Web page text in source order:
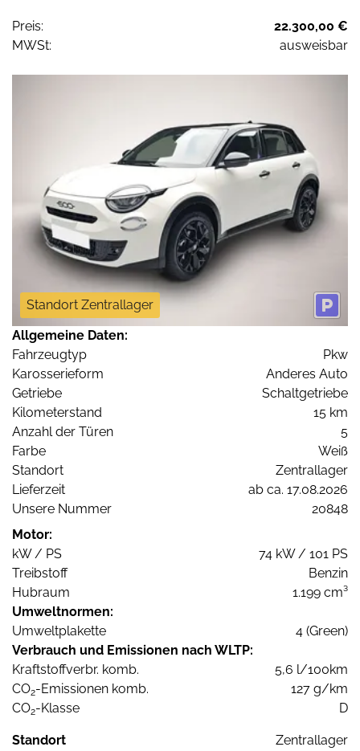
Preis:
22.300,00 €
MWSt:
ausweisbar
Standort Zentrallager
Allgemeine Daten:
Fahrzeugtyp
Pkw
Karosserieform
Anderes Auto
Getriebe
Schaltgetriebe
Kilometerstand
15 km
Anzahl der Türen
5
Farbe
Weiß
Standort
Zentrallager
Lieferzeit
ab ca. 17.08.2026
Unsere Nummer
20848
Motor:
kW / PS
74 kW / 101 PS
Treibstoff
Benzin
Hubraum
1.199 cm³
Umweltnormen:
Umweltplakette
4 (Green)
Verbrauch und Emissionen nach WLTP:
Kraftstoffverbr. komb.
5,6 l/100km
CO2-Emissionen komb.
127 g/km
CO2-Klasse D
Standort Zentrallager